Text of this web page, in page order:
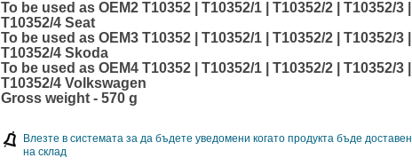
To be used as OEM2 T10352 | T10352/1 | T10352/2 | T10352/3 |
T10352/4 Seat
To be used as OEM3 T10352 | T10352/1 | T10352/2 | T10352/3 |
T10352/4 Skoda
To be used as OEM4 T10352 | T10352/1 | T10352/2 | T10352/3 |
T10352/4 Volkswagen
Gross weight - 570 g
Влезте в системата за да бъдете уведомени когато продукта бъде доставен
на склад